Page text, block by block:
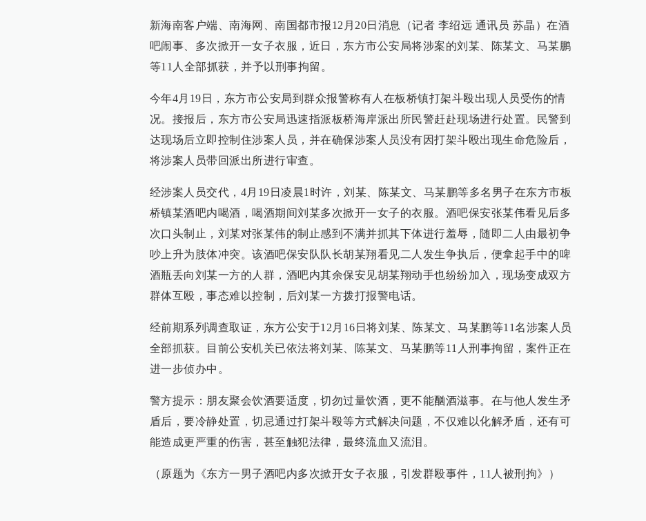
新海南客户端、南海网、南国都市报12月20日消息（记者 李绍远 通讯员 苏晶）在酒
吧闹事、多次掀开一女子衣服，近日，东方市公安局将涉案的刘某、陈某文、马某鹏
等11人全部抓获，并予以刑事拘留。
今年4月19日，东方市公安局到群众报警称有人在板桥镇打架斗殴出现人员受伤的情
况。接报后，东方市公安局迅速指派板桥海岸派出所民警赶赴现场进行处置。民警到
达现场后立即控制住涉案人员，并在确保涉案人员没有因打架斗殴出现生命危险后，
将涉案人员带回派出所进行审查。
经涉案人员交代，4月19日凌晨1时许，刘某、陈某文、马某鹏等多名男子在东方市板
桥镇某酒吧内喝酒，喝酒期间刘某多次掀开一女子的衣服。酒吧保安张某伟看见后多
次口头制止，刘某对张某伟的制止感到不满并抓其下体进行羞辱，随即二人由最初争
吵上升为肢体冲突。该酒吧保安队队长胡某翔看见二人发生争执后，便拿起手中的啤
酒瓶丢向刘某一方的人群，酒吧内其余保安见胡某翔动手也纷纷加入，现场变成双方
群体互殴，事态难以控制，后刘某一方拨打报警电话。
经前期系列调查取证，东方公安于12月16日将刘某、陈某文、马某鹏等11名涉案人员
全部抓获。目前公安机关已依法将刘某、陈某文、马某鹏等11人刑事拘留，案件正在
进一步侦办中。
警方提示：朋友聚会饮酒要适度，切勿过量饮酒，更不能酗酒滋事。在与他人发生矛
盾后，要冷静处置，切忌通过打架斗殴等方式解决问题，不仅难以化解矛盾，还有可
能造成更严重的伤害，甚至触犯法律，最终流血又流泪。
（原题为《东方一男子酒吧内多次掀开女子衣服，引发群殴事件，11人被刑拘》）